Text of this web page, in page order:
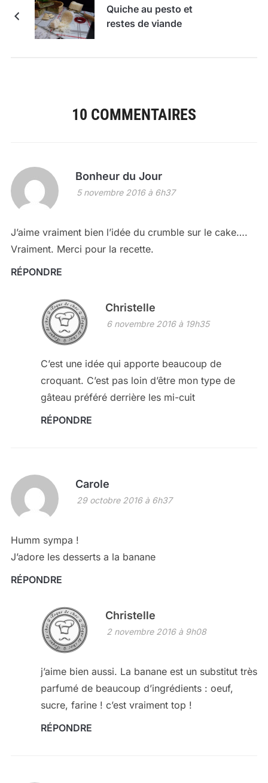
Quiche au pesto et
restes de viande
10 COMMENTAIRES
Bonheur du Jour
5 novembre 2016 à 6h37
J’aime vraiment bien l’idée du crumble sur le cake….
Vraiment. Merci pour la recette.
RÉPONDRE
Christelle
6 novembre 2016 à 19h35
C’est une idée qui apporte beaucoup de
croquant. C’est pas loin d’être mon type de
gâteau préféré derrière les mi-cuit
RÉPONDRE
Carole
29 octobre 2016 à 6h37
Humm sympa !
J’adore les desserts a la banane
RÉPONDRE
Christelle
2 novembre 2016 à 9h08
j’aime bien aussi. La banane est un substitut très
parfumé de beaucoup d’ingrédients : oeuf,
sucre, farine ! c’est vraiment top !
RÉPONDRE